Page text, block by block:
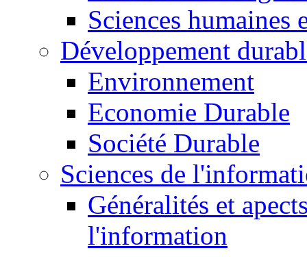
Sciences humaines
Développement
Environnement
Economie Durable
Société Durable
Sciences de
Généralités et
l'information